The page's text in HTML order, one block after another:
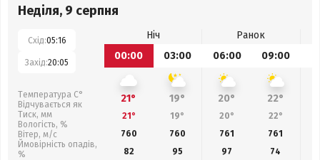
Неділя, 9 серпня
Схід:05:16
Захід:20:05
Температура С°
Відчувається як
Тиск, мм
Вологість, %
Вітер, м/с
Ймовірність опадів,
%
Ніч
Ранок
00:00
03:00 06:00 09:00
21° 19° 20° 22°
21° 19° 20° 22°
760
760 761 761
82
95 97 74